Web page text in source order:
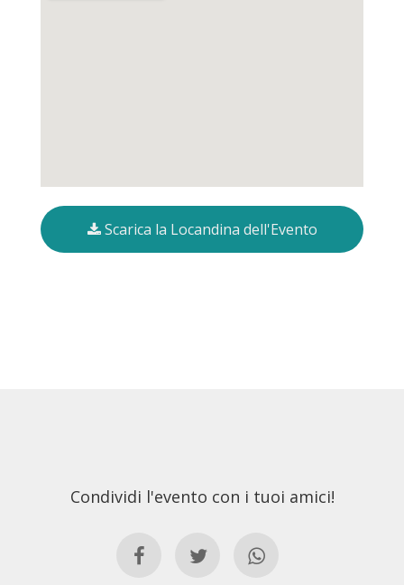
Scarica la Locandina dell'Evento
Condividi l'evento con i tuoi amici!